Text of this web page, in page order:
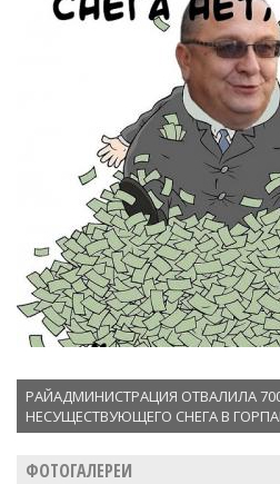
РАЙАДМИНИСТРАЦИЯ ОТВАЛИЛА
НЕСУЩЕСТВУЮЩЕГО СНЕГА В
ФОТОГАЛЕРЕИ